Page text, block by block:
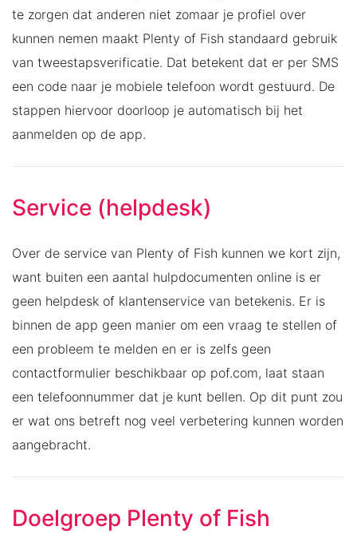
te zorgen dat anderen niet zomaar je profiel over
kunnen nemen maakt Plenty of Fish standaard gebruik
van tweestapsverificatie. Dat betekent dat er per SMS
een code naar je mobiele telefoon wordt gestuurd. De
stappen hiervoor doorloop je automatisch bij het
aanmelden op de app.
Service (helpdesk)
Over de service van Plenty of Fish kunnen we kort zijn,
want buiten een aantal hulpdocumenten online is er
geen helpdesk of klantenservice van betekenis. Er is
binnen de app geen manier om een vraag te stellen of
een probleem te melden en er is zelfs geen
contactformulier beschikbaar op pof.com, laat staan
een telefoonnummer dat je kunt bellen. Op dit punt zou
er wat ons betreft nog veel verbetering kunnen worden
aangebracht.
Doelgroep Plenty of Fish